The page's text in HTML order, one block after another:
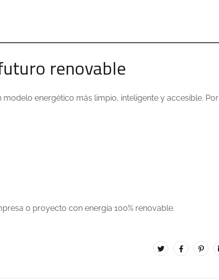
renovable
energético más limpio, inteligente y accesible. Por
o proyecto con energía 100% renovable.